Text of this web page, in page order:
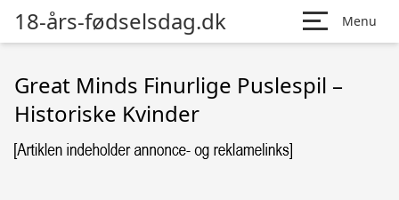
18-års-fødselsdag.dk Menu
Great Minds Finurlige Puslespil –
Historiske Kvinder